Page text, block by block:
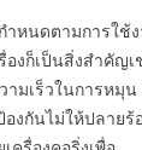
หนดตามการใช้
งก็เป็นสิ่งสำคัญ
เร็วในการหมุ
องกันไม่ให้ปลาย